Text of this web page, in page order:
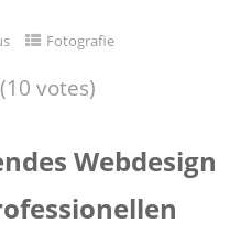
Fotografie
votes)
Webdesign